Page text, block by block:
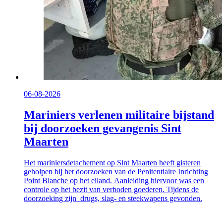
06-08-2026
Mariniers verlenen militaire bijstand
bij doorzoeken gevangenis Sint
Maarten
Het mariniersdetachement op Sint Maarten heeft gisteren
geholpen bij het doorzoeken van de Penitentiaire Inrichting
Point Blanche op het eiland. Aanleiding hiervoor was een
controle op het bezit van verboden goederen. Tijdens de
doorzoeking zijn drugs, slag- en steekwapens gevonden.